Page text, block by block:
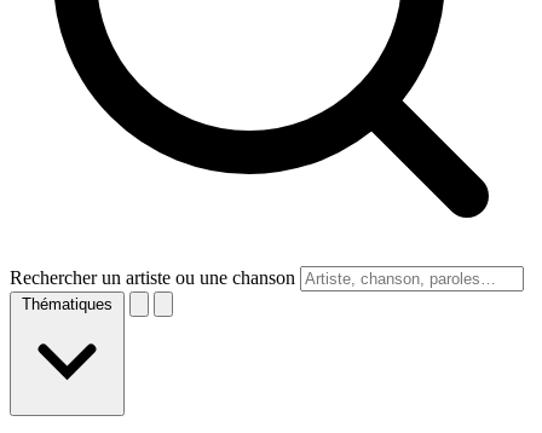
Rechercher un artiste ou une chanson
Thématiques